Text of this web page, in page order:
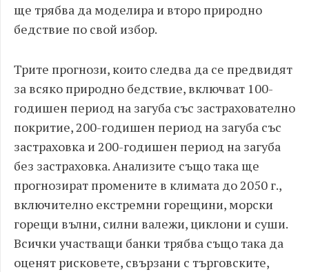
ще трябва да моделира и второ природно
бедствие по свой избор.
Трите прогнози, които следва да се предвидят
за всяко природно бедствие, включват 100-
годишен период на загуба със застрахователно
покритие, 200-годишен период на загуба със
застраховка и 200-годишен период на загуба
без застраховка. Анализите също така ще
прогнозират промените в климата до 2050 г.,
включително екстремни горещини, морски
горещи вълни, силни валежи, циклони и суши.
Всички участващи банки трябва също така да
оценят рисковете, свързани с търговските,